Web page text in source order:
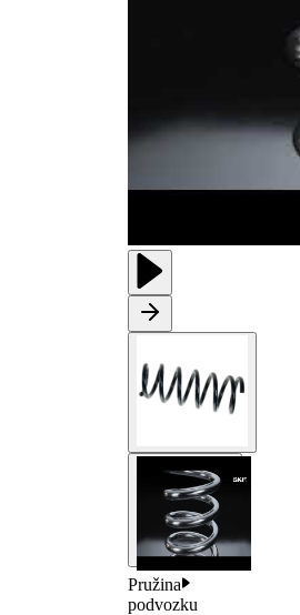
Pružina
podvozku